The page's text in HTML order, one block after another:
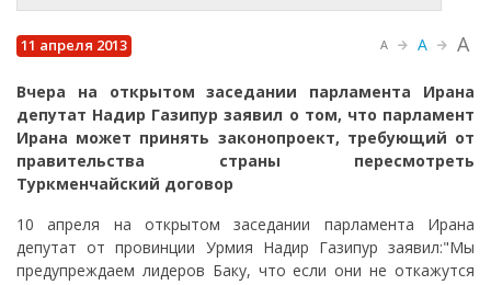
11 апреля 2013 A A A
Вчера на открытом заседании парламента Ирана
депутат Надир Газипур заявил о том, что парламент
Ирана может принять законопроект, требующий от
правительства страны пересмотреть
Туркменчайский договор
10 апреля на открытом заседании парламента Ирана
депутат от провинции Урмия Надир Газипур заявил:"Мы
предупреждаем лидеров Баку, что если они не откажутся